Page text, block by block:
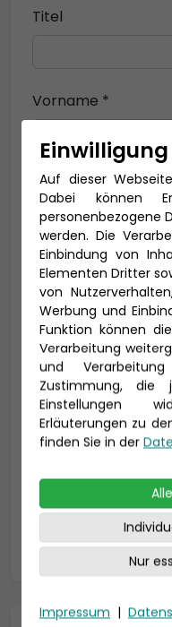
Titel
Vorname *
E-Mail *
Telefon *
Geburtsdatum
* = Pflichtfelder
Auf dieser
Dabei können
personenbezogene
werden. Die
Einbindung von
Elementen Dritter
von
Werbung und
Funktion können
Verarbeitung
und
Zustimmung, die
Einstellungen
Erläuterungen zu
finden Sie in der
Nur
Impressum |